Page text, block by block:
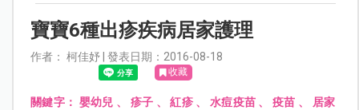
寶寶6種出疹疾病居家護理
作者： 柯佳妤 | 發表日期：2016-08-18
收藏
關鍵字： 嬰幼兒 、 疹子 、紅疹、 水痘疫苗 、疫苗 、
居家